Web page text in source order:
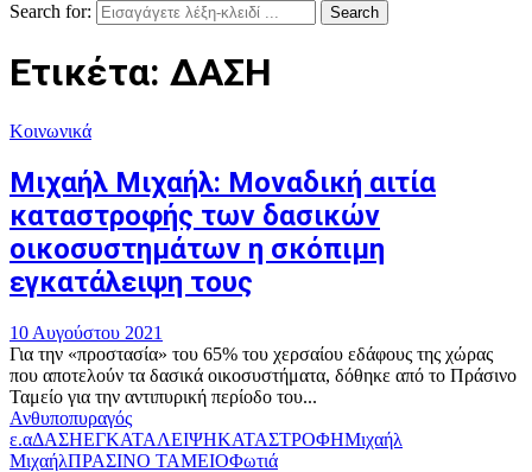
Search for: Search
Ετικέτα: ΔΑΣΗ
Κοινωνικά
Μιχαήλ Μιχαήλ: Μοναδική αιτία
καταστροφής των δασικών
οικοσυστημάτων η σκόπιμη
εγκατάλειψη τους
10 Αυγούστου 2021
Για την «προστασία» του 65% του χερσαίου εδάφους της χώρας
που αποτελούν τα δασικά οικοσυστήματα, δόθηκε από το Πράσινο
Ταμείο για την αντιπυρική περίοδο του...
Ανθυποπυραγός
ε.αΔΑΣΗΕΓΚΑΤΑΛΕΙΨΗΚΑΤΑΣΤΡΟΦΗΜιχαήλ
ΜιχαήλΠΡΑΣΙΝΟ ΤΑΜΕΙΟΦωτιά